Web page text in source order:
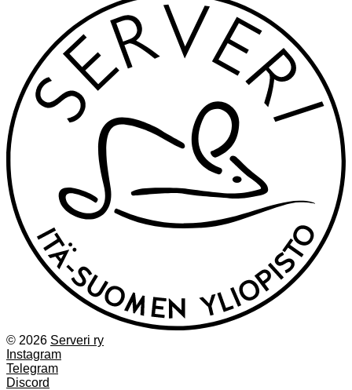
© 2026 Serveri ry
Instagram
Telegram
Discord